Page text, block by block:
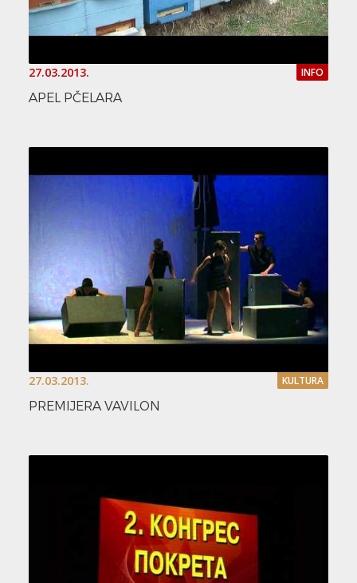
27.03.2013. INFO
APEL PČELARA
27.03.2013. KULTURA
PREMIJERA VAVILON